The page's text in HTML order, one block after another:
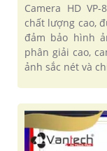
Camera HD
chất lượng cao,
đảm bảo hình
phân giải cao,
ảnh sắc nét và